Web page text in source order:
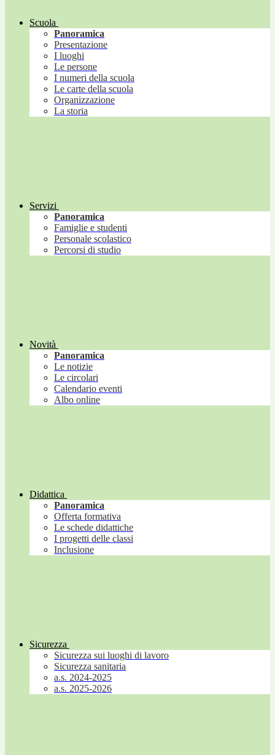
Scuola
Panoramica
Presentazione
I luoghi
Le persone
I numeri della scuola
Le carte della scuola
Organizzazione
La storia
Servizi
Panoramica
Famiglie e studenti
Personale scolastico
Percorsi di studio
Novità
Panoramica
Le notizie
Le circolari
Calendario eventi
Albo online
Didattica
Panoramica
Offerta formativa
Le schede didattiche
I progetti delle classi
Inclusione
Sicurezza
Sicurezza sui luoghi di lavoro
Sicurezza sanitaria
a.s. 2024-2025
a.s. 2025-2026